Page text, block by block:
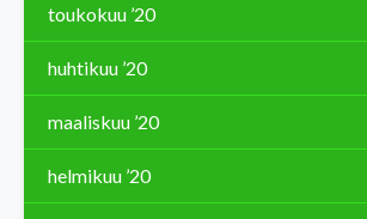
toukokuu ’20
huhtikuu ’20
maaliskuu ’20
helmikuu ’20